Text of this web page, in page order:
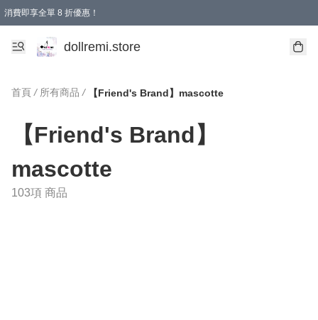
消費即享全單 8 折優惠！
購物滿 HKD 1500.00即享免運費優惠！（適用於 本地送貨、本地取貨、國際送貨 )
dollremi.store
首頁 / 所有商品 / 【Friend's Brand】mascotte
【Friend's Brand】
mascotte
103項 商品